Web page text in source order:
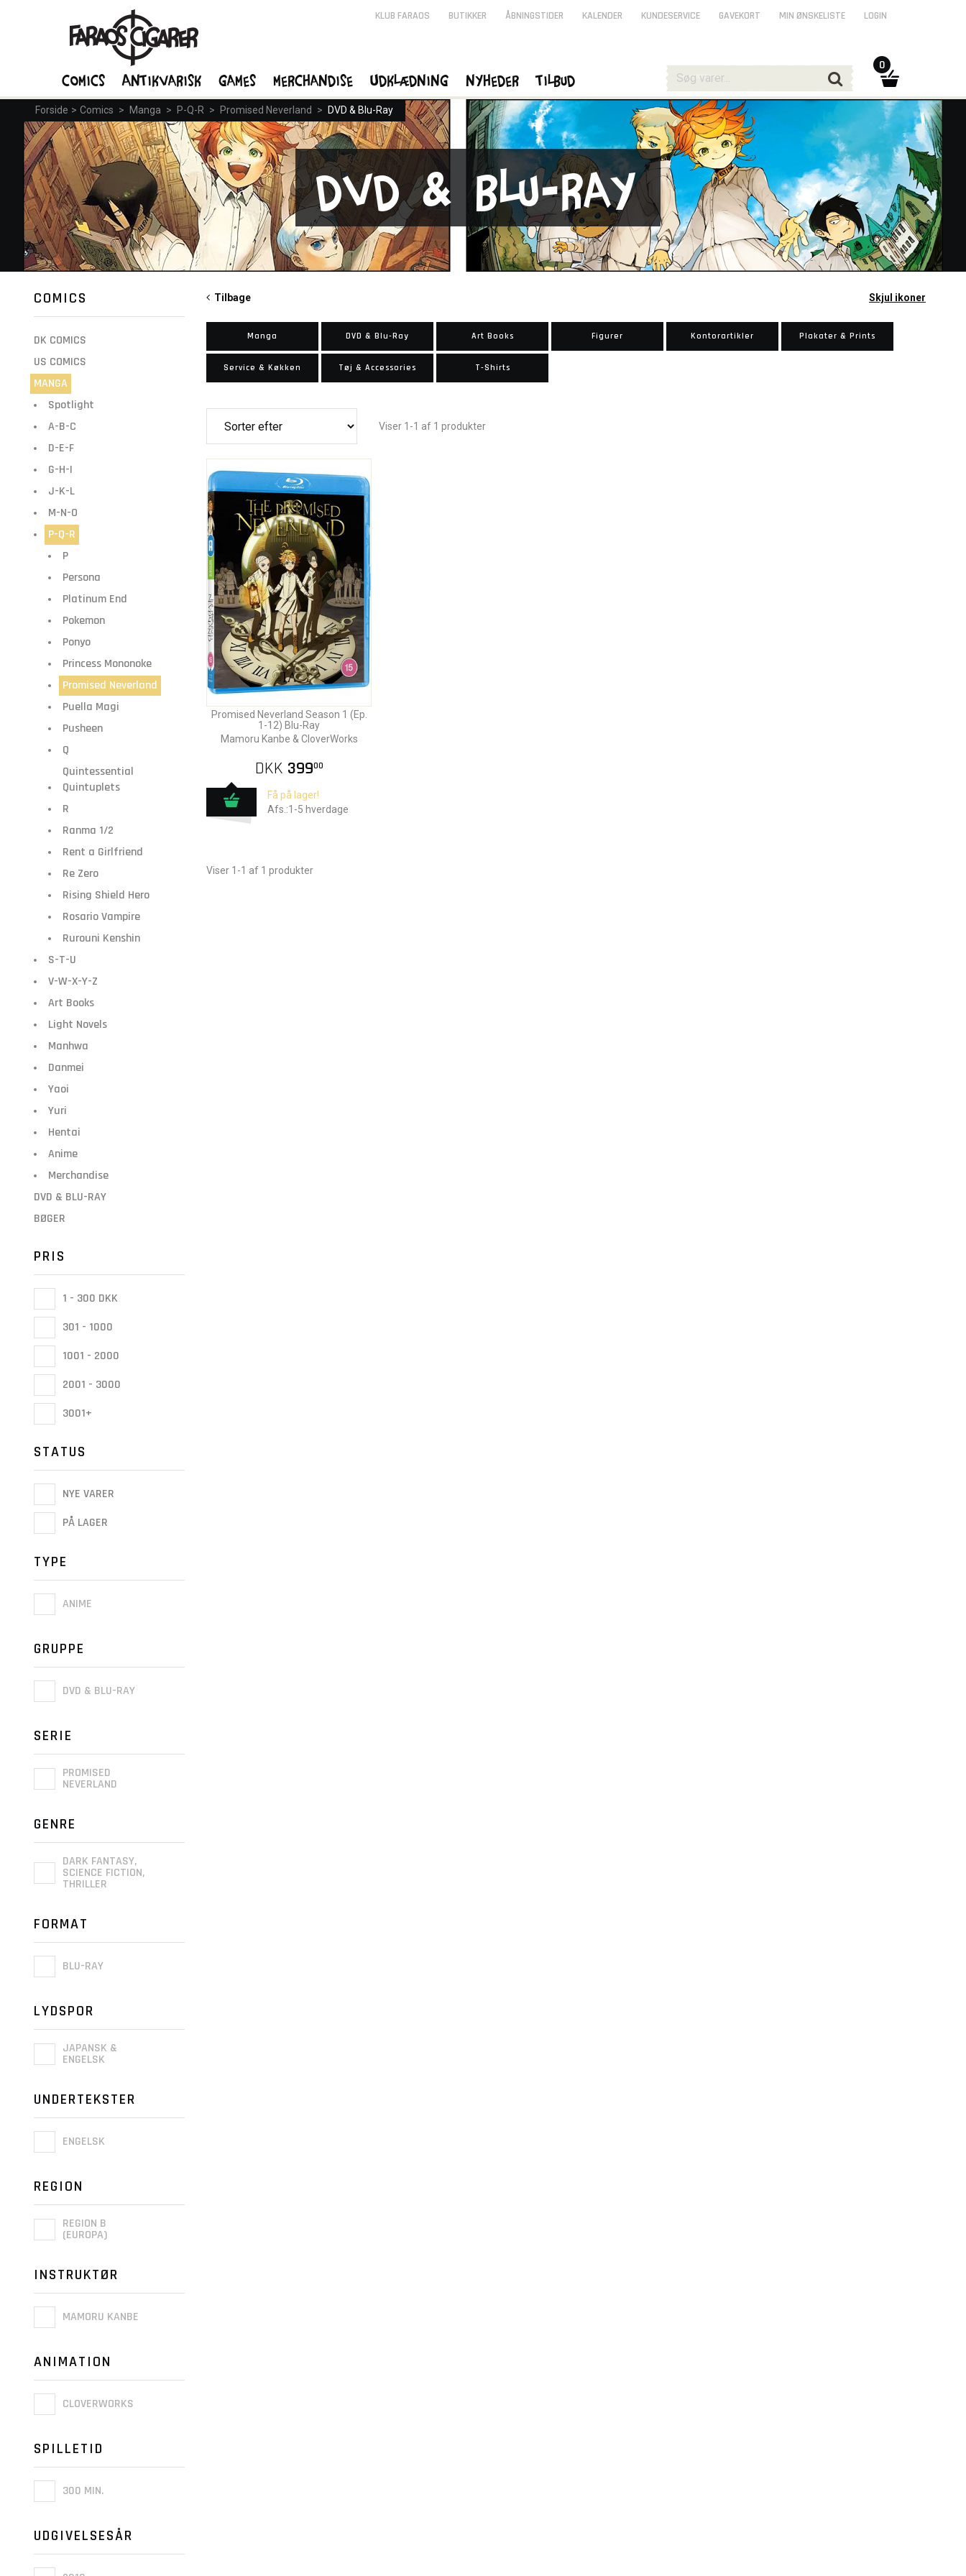
Forside > Comics > Manga > P-Q-R > Promised Neverland > DVD & Blu-Ray
DVD & Blu-Ray
COMICS
DK COMICS
US COMICS
MANGA
Spotlight
A-B-C
D-E-F
G-H-I
J-K-L
M-N-O
P-Q-R
P
Persona
Platinum End
Pokemon
Ponyo
Princess Mononoke
Promised Neverland
Puella Magi
Pusheen
Q
Quintessential
Quintuplets
R
Ranma 1/2
Rent a Girlfriend
Re Zero
Rising Shield Hero
Rosario Vampire
Rurouni Kenshin
S-T-U
V-W-X-Y-Z
Art Books
Light Novels
Manhwa
Danmei
Yaoi
Yuri
Hentai
Anime
Merchandise
DVD & BLU-RAY
BØGER
PRIS
1 - 300 DKK
301 - 1000
1001 - 2000
2001 - 3000
3001+
STATUS
NYE VARER
PÅ LAGER
TYPE
ANIME
GRUPPE
DVD & BLU-RAY
SERIE
PROMISED
NEVERLAND
GENRE
DARK FANTASY,
SCIENCE FICTION,
THRILLER
FORMAT
BLU-RAY
LYDSPOR
JAPANSK &
ENGELSK
UNDERTEKSTER
ENGELSK
REGION
REGION B
(EUROPA)
INSTRUKTØR
MAMORU KANBE
ANIMATION
CLOVERWORKS
SPILLETID
300 MIN.
UDGIVELSESÅR
Skjul ikoner
Tilbage
Manga DVD & Blu-Ray Art Books Figurer Kontorartikler Plakater & Prints
Service & Køkken Tøj & Accessories T-Shirts
Viser 1-1 af 1 produkter
Promised Neverland Season 1 (Ep.
1-12) Blu-Ray
Mamoru Kanbe & CloverWorks
DKK 39900
Få på lager!
Afs.:1-5 hverdage
Viser 1-1 af 1 produkter
KLUB FARAOS BUTIKKER ÅBNINGSTIDER KALENDER KUNDESERVICE GAVEKORT MIN ØNSKELISTE LOGIN
Comics Antikvarisk Games Merchandise Udklædning Nyheder Tilbud
0